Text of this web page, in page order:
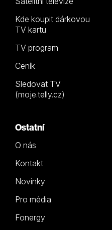
Kde koupit dárkovou
TV kartu
TV program
Ceník
Sledovat TV
(moje.telly.cz)
Ostatní
O nás
Kontakt
Novinky
Pro média
Fonergy